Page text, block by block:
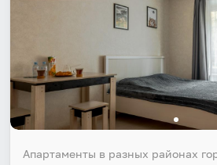
Апартаменты в разных районах